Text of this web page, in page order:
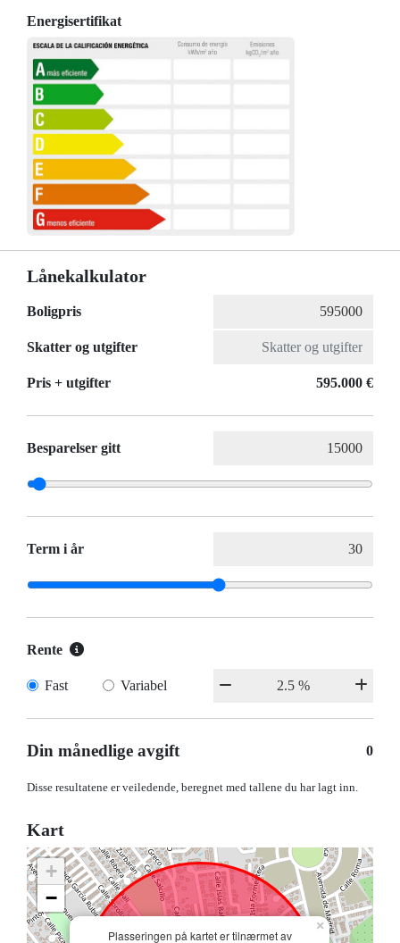
Energisertifikat
Lånekalkulator
Boligpris
Skatter og utgifter
Pris + utgifter 595.000 €
Besparelser gitt
Term i år
Rente
Fast Variabel
Din månedlige avgift 0
Disse resultatene er veiledende, beregnet med tallene du har lagt inn.
Kart
Plasseringen på kartet er tilnærmet av
×
+
−